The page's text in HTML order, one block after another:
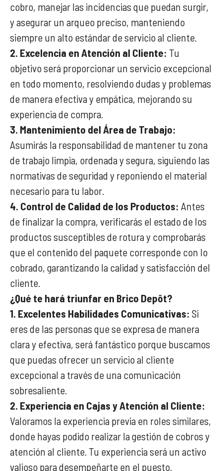
cobro, manejar las incidencias que puedan surgir,
y asegurar un arqueo preciso, manteniendo
siempre un alto estándar de servicio al cliente.
2. Excelencia en Atención al Cliente: Tu
objetivo será proporcionar un servicio excepcional
en todo momento, resolviendo dudas y problemas
de manera efectiva y empática, mejorando su
experiencia de compra.
3. Mantenimiento del Área de Trabajo:
Asumirás la responsabilidad de mantener tu zona
de trabajo limpia, ordenada y segura, siguiendo las
normativas de seguridad y reponiendo el material
necesario para tu labor.
4. Control de Calidad de los Productos: Antes
de finalizar la compra, verificarás el estado de los
productos susceptibles de rotura y comprobarás
que el contenido del paquete corresponde con lo
cobrado, garantizando la calidad y satisfacción del
cliente.
¿Qué te hará triunfar en Brico Depôt?
1. Excelentes Habilidades Comunicativas: Si
eres de las personas que se expresa de manera
clara y efectiva, será fantástico porque buscamos
que puedas ofrecer un servicio al cliente
excepcional a través de una comunicación
sobresaliente.
2. Experiencia en Cajas y Atención al Cliente:
Valoramos la experiencia previa en roles similares,
donde hayas podido realizar la gestión de cobros y
atención al cliente. Tu experiencia será un activo
valioso para desempeñarte en el puesto.